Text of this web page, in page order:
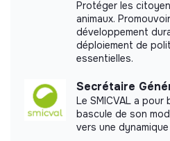
Labels and
This structure did not
Protéger les
animaux.
développement
déploiement de
essentielles.
Secrétaire
Le SMICVAL a
bascule de son
vers une